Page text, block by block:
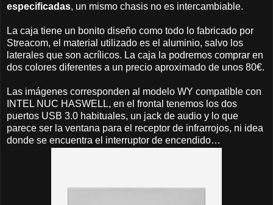
especificadas, un mismo chasis no es intercambiable.
La caja tiene un bonito diseño como todo lo fabricado por
Streacom, el material utilizado es el aluminio, salvo los
laterales que son acrílicos. La caja la podremos comprar en
dos colores diferentes a un precio aproximado de unos 80€.
Las imágenes corresponden al modelo WY compatible con
INTEL NUC HASWELL, en el frontal tenemos los dos
puertos USB 3.0 habituales, un jack de audio y lo que
parece ser la ventana para el receptor de infrarrojos, ni idea
donde se encuentra el interruptor de encendido…